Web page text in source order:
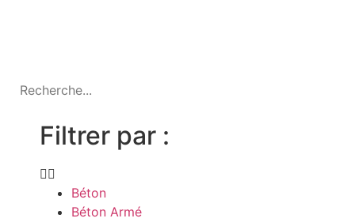
Filtrer par :
Béton
Béton Armé